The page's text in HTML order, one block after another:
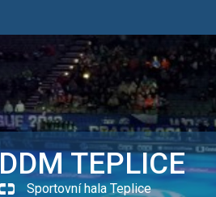
DDM TEPLICE
Sportovní hala Teplice